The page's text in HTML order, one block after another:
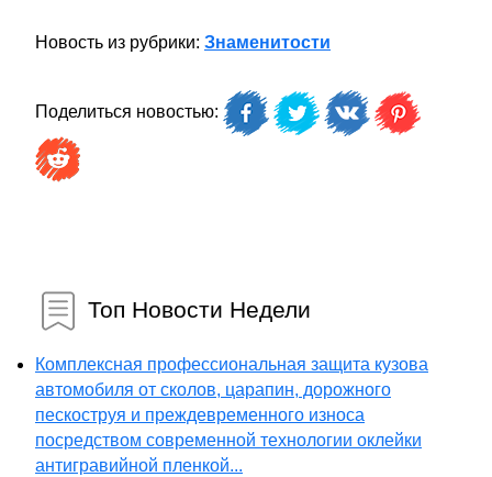
Новость из рубрики: Знаменитости
Поделиться новостью:
Топ Новости Недели
Комплексная профессиональная защита кузова
автомобиля от сколов, царапин, дорожного
пескоструя и преждевременного износа
посредством современной технологии оклейки
антигравийной пленкой...